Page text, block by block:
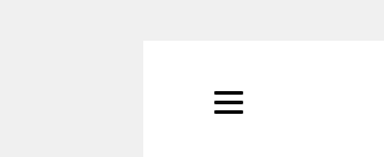
Primair